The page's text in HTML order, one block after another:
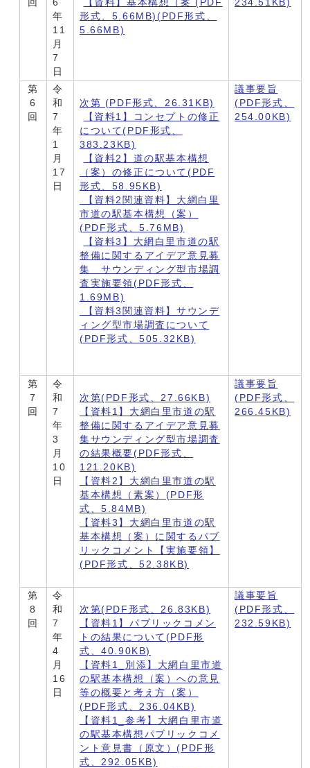
回
6
年
11
月
7
日
【資料】基本構想（案 (PDF
形式、5.66MB)(PDF形式、
5.66MB)
234.51KB)
第
6
回
令
和
7
年
1
月
17
日
次第 (PDF形式、26.31KB)
【資料1】コンセプトの修正
について(PDF形式、
383.23KB)
【資料2】道の駅基本構想
（案）の修正について(PDF
形式、58.95KB)
【資料2関連資料】大網白里
市道の駅基本構想（案）
(PDF形式、5.76MB)
【資料3】大網白里市道の駅
整備に関するアイデア意見募
集 サウンディング型市場調
査実施要領(PDF形式、
1.69MB)
【資料3関連資料】サウンデ
ィング型市場調査について
(PDF形式、505.32KB)
議事要旨
(PDF形式、
254.00KB)
第
7
回
令
和
7
年
3
月
10
日
次第(PDF形式、27.66KB)
【資料1】大網白里市道の駅
整備に関するアイデア意見募
集サウンディング型市場調査
の結果概要(PDF形式、
121.20KB)
【資料2】大網白里市道の駅
基本構想（素案）(PDF形
式、5.84MB)
【資料3】大網白里市道の駅
基本構想（案）に関するパブ
リックコメント【実施要領】
(PDF形式、52.38KB)
議事要旨
(PDF形式、
266.45KB)
第
8
回
令
和
7
年
4
月
16
日
次第(PDF形式、26.83KB)
【資料1】パブリックコメン
トの結果について(PDF形
式、40.90KB)
【資料1_別添】大網白里市道
の駅基本構想（案）への意見
等の概要と考え方（案）
(PDF形式、236.04KB)
【資料1_参考】大網白里市道
の駅基本構想パブリックコメ
ント意見書（原文）(PDF形
式、292.05KB)
議事要旨
(PDF形式、
232.59KB)